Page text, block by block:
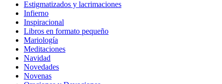
Estigmatizados y lacrimaciones
Infierno
Inspiracional
Libros en formato pequeño
Mariología
Meditaciones
Navidad
Novedades
Novenas